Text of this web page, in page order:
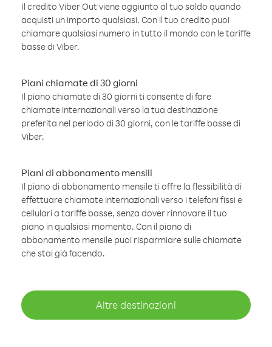
Il credito Viber Out viene aggiunto al tuo saldo quando
acquisti un importo qualsiasi. Con il tuo credito puoi
chiamare qualsiasi numero in tutto il mondo con le tariffe
basse di Viber.
Piani chiamate di 30 giorni
Il piano chiamate di 30 giorni ti consente di fare
chiamate internazionali verso la tua destinazione
preferita nel periodo di 30 giorni, con le tariffe basse di
Viber.
Piani di abbonamento mensili
Il piano di abbonamento mensile ti offre la flessibilità di
effettuare chiamate internazionali verso i telefoni fissi e
cellulari a tariffe basse, senza dover rinnovare il tuo
piano in qualsiasi momento. Con il piano di
abbonamento mensile puoi risparmiare sulle chiamate
che stai già facendo.
Altre destinazioni